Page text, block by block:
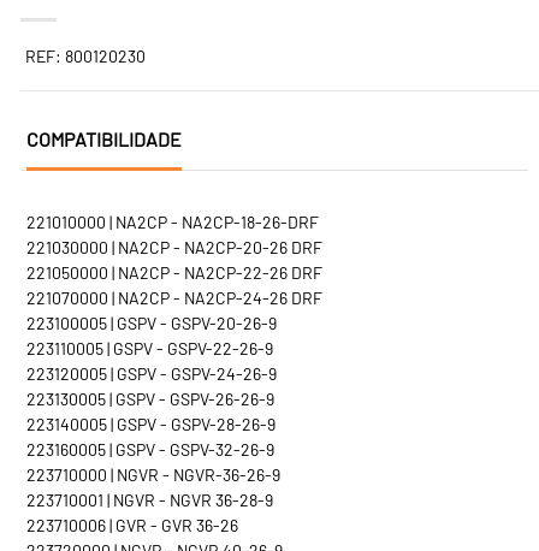
REF: 800120230
COMPATIBILIDADE
221010000 | NA2CP - NA2CP-18-26-DRF
221030000 | NA2CP - NA2CP-20-26 DRF
221050000 | NA2CP - NA2CP-22-26 DRF
221070000 | NA2CP - NA2CP-24-26 DRF
223100005 | GSPV - GSPV-20-26-9
223110005 | GSPV - GSPV-22-26-9
223120005 | GSPV - GSPV-24-26-9
223130005 | GSPV - GSPV-26-26-9
223140005 | GSPV - GSPV-28-26-9
223160005 | GSPV - GSPV-32-26-9
223710000 | NGVR - NGVR-36-26-9
223710001 | NGVR - NGVR 36-28-9
223710006 | GVR - GVR 36-26